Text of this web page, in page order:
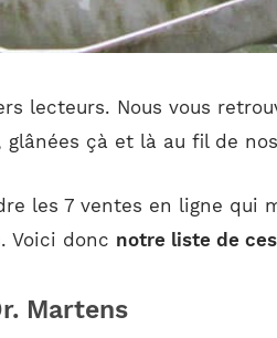
lecteurs. Nous vous
glânées çà et là au fil de
les 7 ventes en ligne qui
Voici donc notre liste de
Martens